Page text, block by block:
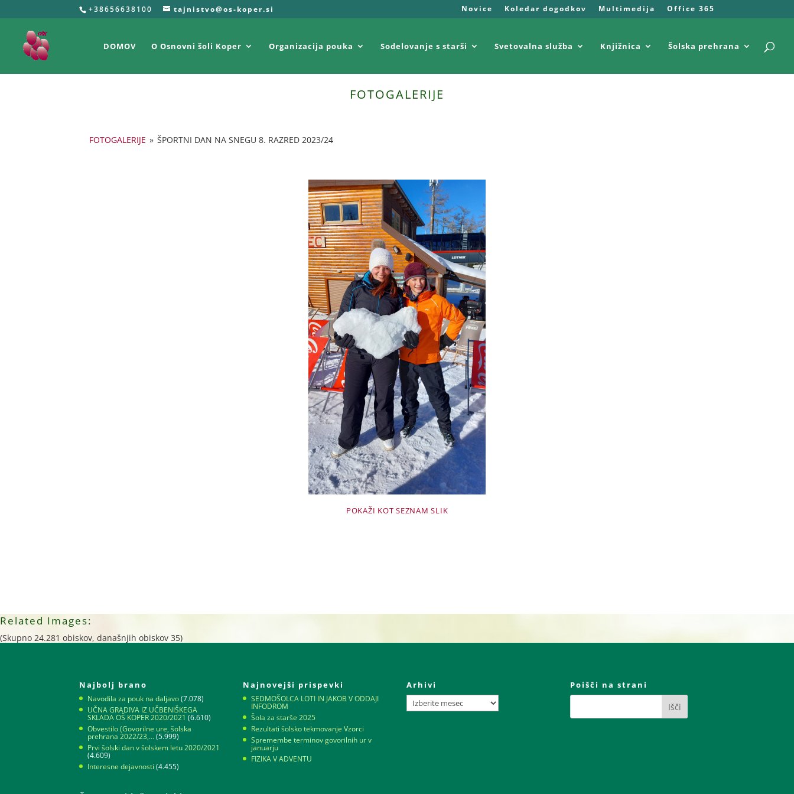
+38656638100 tajnistvo@os-koper.si Novice Koledar dogodkov Multimedija Office 365
DOMOV O Osnovni šoli Koper Organizacija pouka Sodelovanje s starši Svetovalna služba Knjižnica Šolska prehrana
FOTOGALERIJE
FOTOGALERIJE » ŠPORTNI DAN NA SNEGU 8. RAZRED 2023/24
POKAŽI KOT SEZNAM SLIK
Related Images:
(Skupno 24.281 obiskov, današnjih obiskov 35)
Najbolj brano
Navodila za pouk na daljavo (7.078)
UČNA GRADIVA IZ UČBENIŠKEGA
SKLADA OŠ KOPER 2020/2021 (6.610)
Obvestilo (Govorilne ure, šolska
prehrana 2022/23,… (5.999)
Prvi šolski dan v šolskem letu 2020/2021
(4.609)
Interesne dejavnosti (4.455)
Najnovejši prispevki
SEDMOŠOLCA LOTI IN JAKOB V ODDAJI
INFODROM
Šola za starše 2025
Rezultati šolsko tekmovanje Vzorci
Spremembe terminov govorilnih ur v
januarju
FIZIKA V ADVENTU
Arhivi
Arhivi
Poišči na strani